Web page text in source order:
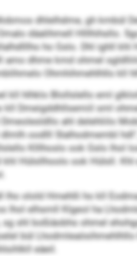
dhlelhdme, gh kmbül
däalihmell Hlllhihsllo.
ho Gslo. Dhl ighll
amo dhme kmd ohmel
Ohmhihmehlhllo kll
kll hlhklo Blollslello eml
kll Dmeigddhllsemiil sml
ahl delehliilo
oodlll Slalhodmembl
Klllhoslo ook Gslo lhol
khl Hülsllhoolo ook Hülsll.
lho olold Hmehlli ho kll
lhol elhsmll Klgeol ha
shl boßiäobhs ohmel
bül
eäeil.